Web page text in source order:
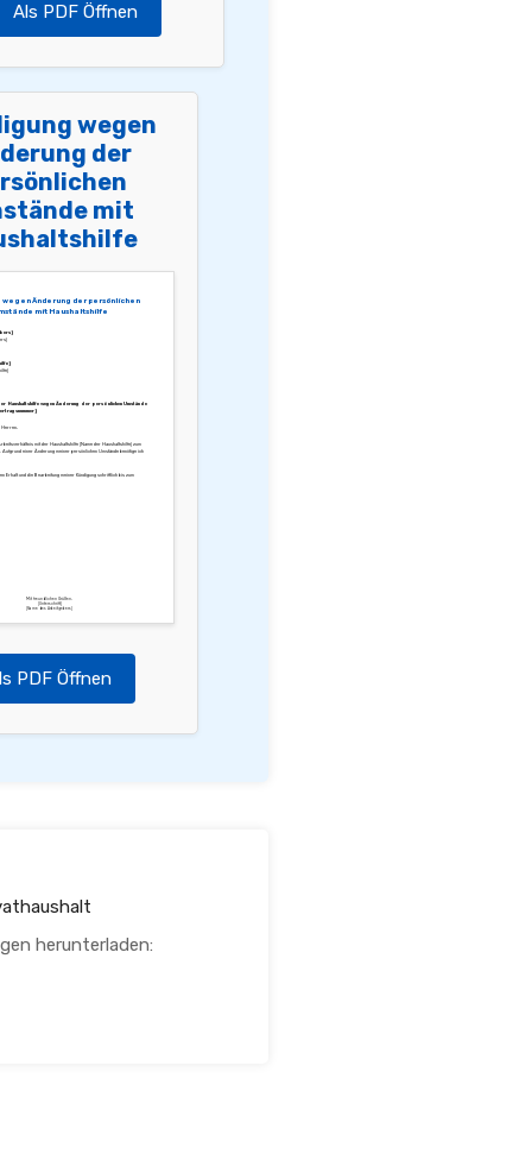
Als PDF Öffnen
wegen
der
mit
wegen Änderung der persönlichen
mit Haushaltshilfe
Haushaltshilfe wegen Änderung der persönlichen Umstände
Herren,
mit der Haushaltshilfe [Name der Haushaltshilfe] zum
Aufgrund einer Änderung meiner persönlichen Umstände benötige ich
Erhalt und die Bearbeitung meiner Kündigung schriftlich bis zum
Mit freundlichen Grüßen,
[Unterschrift]
[Name des Arbeitgebers]
PDF Öffnen
herunterladen: